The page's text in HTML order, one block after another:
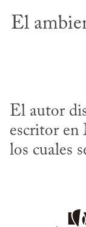
El
El autor
escritor en
los cuales